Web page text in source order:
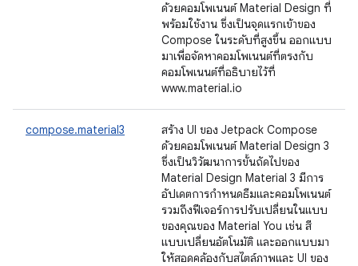
ด้วยคอมโพเนนต์ Material Design ที่
พร้อมใช้งาน ซึ่งเป็นจุดแรกเข้าของ
Compose ในระดับที่สูงขึ้น ออกแบบ
มาเพื่อจัดหาคอมโพเนนต์ที่ตรงกับ
คอมโพเนนต์ที่อธิบายไว้ที่
www.material.io
compose.material3
สร้าง UI ของ Jetpack Compose
ด้วยคอมโพเนนต์ Material Design 3
ซึ่งเป็นวิวัฒนาการขั้นถัดไปของ
Material Design Material 3 มีการ
อัปเดตการกำหนดธีมและคอมโพเนนต์
รวมถึงฟีเจอร์การปรับเปลี่ยนในแบบ
ของคุณของ Material You เช่น สี
แบบเปลี่ยนอัตโนมัติ และออกแบบมา
ให้สอดคล้องกับสไตล์ภาพและ UI ของ